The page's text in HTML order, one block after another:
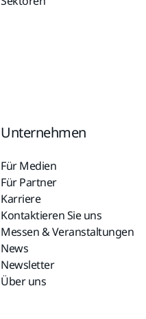
Unternehmen
Für Medien
Für Partner
Karriere
Kontaktieren Sie uns
Messen & Veranstaltungen
News
Newsletter
Über uns